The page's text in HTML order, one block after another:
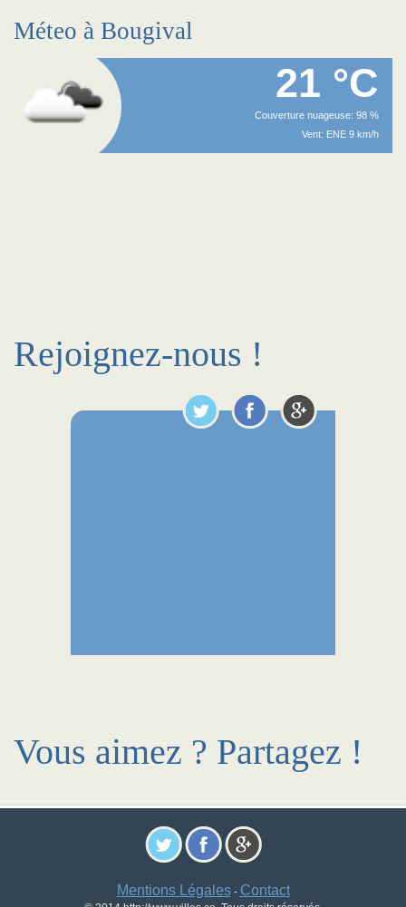
Méteo à Bougival
21 °C
Couverture nuageuse: 98 %
Vent: ENE 9 km/h
Rejoignez-nous !
Vous aimez ? Partagez !
Mentions Légales- Contact